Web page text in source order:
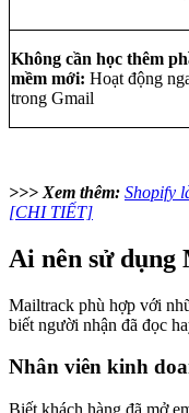
Không cần học thêm
mềm mới: Hoạt động
trong Gmail
>>> Xem thêm: Shopify
[CHI TIẾT]
Ai nên sử
Mailtrack phù hợp với
biết người nhận đã đọc
Nhân viên kinh